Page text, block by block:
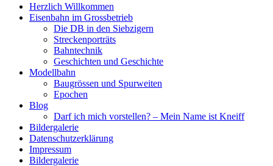
Herzlich Willkommen
Eisenbahn im Grossbetrieb
Die DB in den Siebzigern
Streckenporträts
Bahntechnik
Geschichten und Geschichte
Modellbahn
Baugrössen und Spurweiten
Epochen
Blog
Darf ich mich vorstellen? – Mein Name ist Kneiff
Bildergalerie
Datenschutzerklärung
Impressum
Bildergalerie